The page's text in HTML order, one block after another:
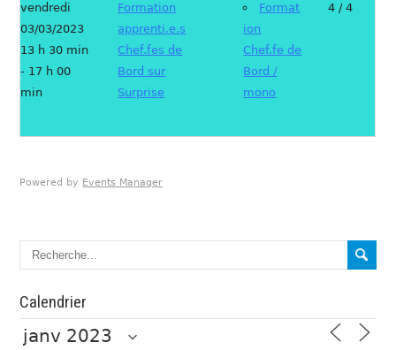
vendredi
03/03/2023
13 h 30 min
- 17 h 00
min
Formation
apprenti.e.s
Chef.fes de
Bord sur
Surprise
Format
ion
Chef.fe de
Bord /
mono
4 / 4
Powered by Events Manager
Calendrier